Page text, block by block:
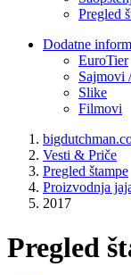
Pregled
Dodatne
EuroTier
Sajmovi
Slike
Filmovi
Vesti & Priče
Pregled štampe
Proizvodnja
2017
Pregled